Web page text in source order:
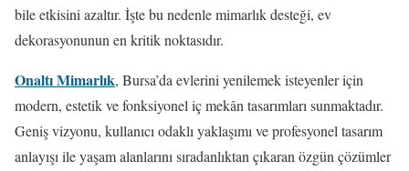
bile etkisini azaltır. İşte bu nedenle mimarlık desteği, ev
dekorasyonunun en kritik noktasıdır.
Onaltı Mimarlık, Bursa’da evlerini yenilemek isteyenler için
modern, estetik ve fonksiyonel iç mekân tasarımları sunmaktadır.
Geniş vizyonu, kullanıcı odaklı yaklaşımı ve profesyonel tasarım
anlayışı ile yaşam alanlarını sıradanlıktan çıkaran özgün çözümler